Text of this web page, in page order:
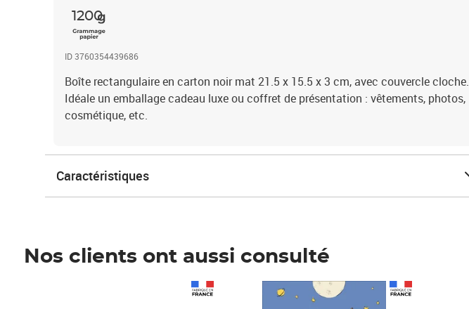
1200
ID 3760354439686
Boîte rectangulaire en carton noir mat 21.5 x 15.5 x 3 cm, avec couvercle cloche.
Idéale un emballage cadeau luxe ou coffret de présentation : vêtements, photos,
cosmétique, etc.
Caractéristiques
Nos clients ont aussi consulté
Prix 6,25€ HT